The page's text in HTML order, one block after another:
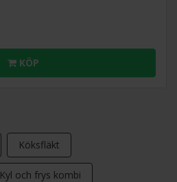
KÖP
Köksfläkt
Kyl och frys kombi